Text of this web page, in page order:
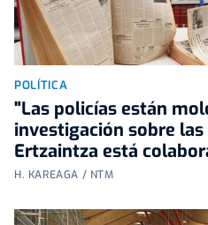
POLÍTICA
"Las policías están
investigación sobre
Ertzaintza está
H. KAREAGA / NTM